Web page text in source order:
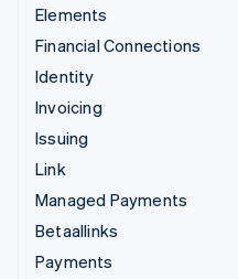
Elements
Financial Connections
Identity
Invoicing
Issuing
Link
Managed Payments
Betaallinks
Payments